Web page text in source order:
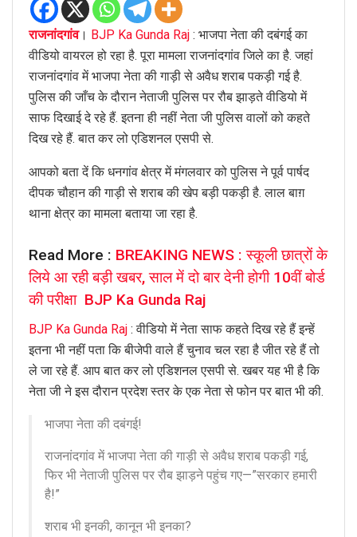
राजनांदगांव। BJP Ka Gunda Raj : भाजपा नेता की दबंगई का
वीडियो वायरल हो रहा है. पूरा मामला राजनांदगांव जिले का है. जहां
राजनांदगांव में भाजपा नेता की गाड़ी से अवैध शराब पकड़ी गई है.
पुलिस की जाँच के दौरान नेताजी पुलिस पर रौब झाड़ते वीडियो में
साफ दिखाई दे रहे हैं. इतना ही नहीं नेता जी पुलिस वालों को कहते
दिख रहे हैं. बात कर लो एडिशनल एसपी से.
आपको बता दें कि धनगांव क्षेत्र में मंगलवार को पुलिस ने पूर्व पार्षद
दीपक चौहान की गाड़ी से शराब की खेप बड़ी पकड़ी है. लाल बाग़
थाना क्षेत्र का मामला बताया जा रहा है.
Read More : BREAKING NEWS : स्कूली छात्रों के
लिये आ रही बड़ी खबर, साल में दो बार देनी होगी 10वीं बोर्ड
की परीक्षा BJP Ka Gunda Raj
BJP Ka Gunda Raj : वीडियो में नेता साफ कहते दिख रहे हैं इन्हें
इतना भी नहीं पता कि बीजेपी वाले हैं चुनाव चल रहा है जीत रहे हैं तो
ले जा रहे हैं. आप बात कर लो एडिशनल एसपी से. खबर यह भी है कि
नेता जी ने इस दौरान प्रदेश स्तर के एक नेता से फोन पर बात भी की.
भाजपा नेता की दबंगई!
राजनांदगांव में भाजपा नेता की गाड़ी से अवैध शराब पकड़ी गई,
फिर भी नेताजी पुलिस पर रौब झाड़ने पहुंच गए—”सरकार हमारी
है!”
शराब भी इनकी, कानून भी इनका?